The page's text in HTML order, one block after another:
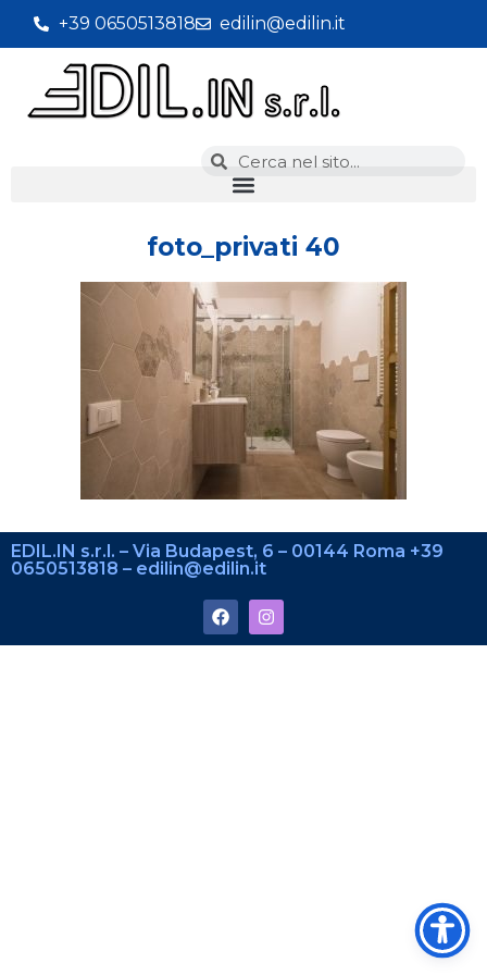
+39 0650513818 edilin@edilin.it
foto_privati 40
EDIL.IN s.r.l. – Via Budapest, 6 – 00144 Roma +39
0650513818 – edilin@edilin.it